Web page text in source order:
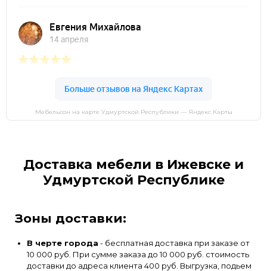
Мебельсон на карте Удмуртской Республики — Яндекс Карты
Доставка мебели в Ижевске и
Удмуртской Республике
Зоны доставки:
В черте города - бесплатная доставка при заказе от
10 000 руб. При сумме заказа до 10 000 руб. стоимость
доставки до адреса клиента 400 руб. Выгрузка, подьем